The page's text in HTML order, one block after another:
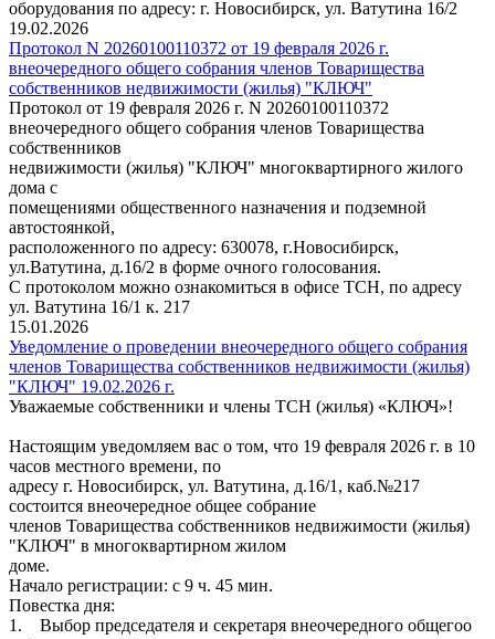
оборудования по адресу: г. Новосибирск, ул. Ватутина 16/2
19.02.2026
Протокол N 20260100110372 от 19 февраля 2026 г.
внеочередного общего собрания членов Товарищества
собственников недвижимости (жилья) "КЛЮЧ"
Протокол от 19 февраля 2026 г. N 20260100110372
внеочередного общего собрания членов Товарищества
собственников
недвижимости (жилья) "КЛЮЧ" многоквартирного жилого
дома с
помещениями общественного назначения и подземной
автостоянкой,
расположенного по адресу: 630078, г.Новосибирск,
ул.Ватутина, д.16/2 в форме очного голосования.
С протоколом можно ознакомиться в офисе ТСН, по адресу
ул. Ватутина 16/1 к. 217
15.01.2026
Уведомление о проведении внеочередного общего собрания
членов Товарищества собственников недвижимости (жилья)
"КЛЮЧ" 19.02.2026 г.
Уважаемые собственники и члены ТСН (жилья) «КЛЮЧ»!
Настоящим уведомляем вас о том, что 19 февраля 2026 г. в 10
часов местного времени, по
адресу г. Новосибирск, ул. Ватутина, д.16/1, каб.№217
состоится внеочередное общее собрание
членов Товарищества собственников недвижимости (жилья)
"КЛЮЧ" в многоквартирном жилом
доме.
Начало регистрации: с 9 ч. 45 мин.
Повестка дня:
1. Выбор председателя и секретаря внеочередного общегоo